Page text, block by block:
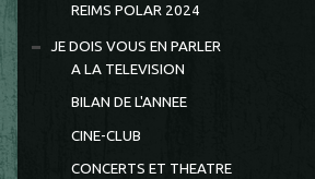
REIMS POLAR 2024
JE DOIS VOUS EN PARLER
A LA TELEVISION
BILAN DE L'ANNEE
CINE-CLUB
CONCERTS ET THEATRE